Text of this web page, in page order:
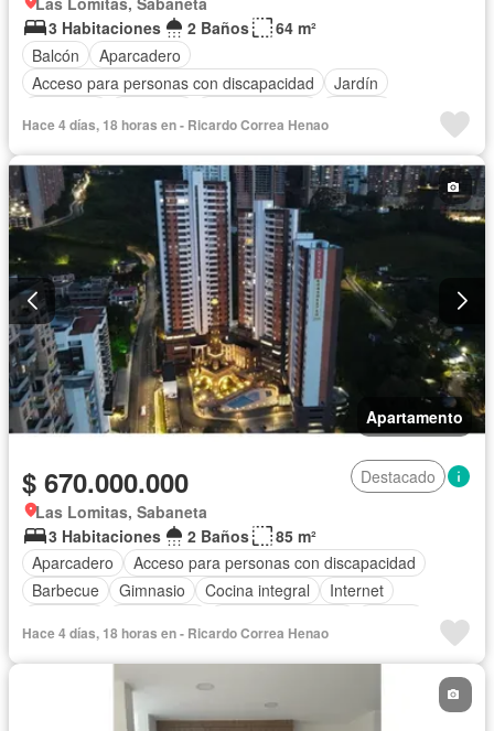
3 Habitaciones
2 Baños
64 m²
Balcón
Aparcadero
Acceso para personas con discapacidad
Jardín
Ascensor
Gas natural
Vista panorámica
Seguridad privada
Piscina Agua
Hace 4 días, 18 horas en - Ricardo Correa Henao
Apartamento
$ 670.000.000
Destacado
Las Lomitas, Sabaneta
3 Habitaciones
2 Baños
85 m²
Aparcadero
Acceso para personas con discapacidad
Barbecue
Gimnasio Cocina integral
Internet
Agua
Hace 4 días, 18 horas en - Ricardo Correa Henao